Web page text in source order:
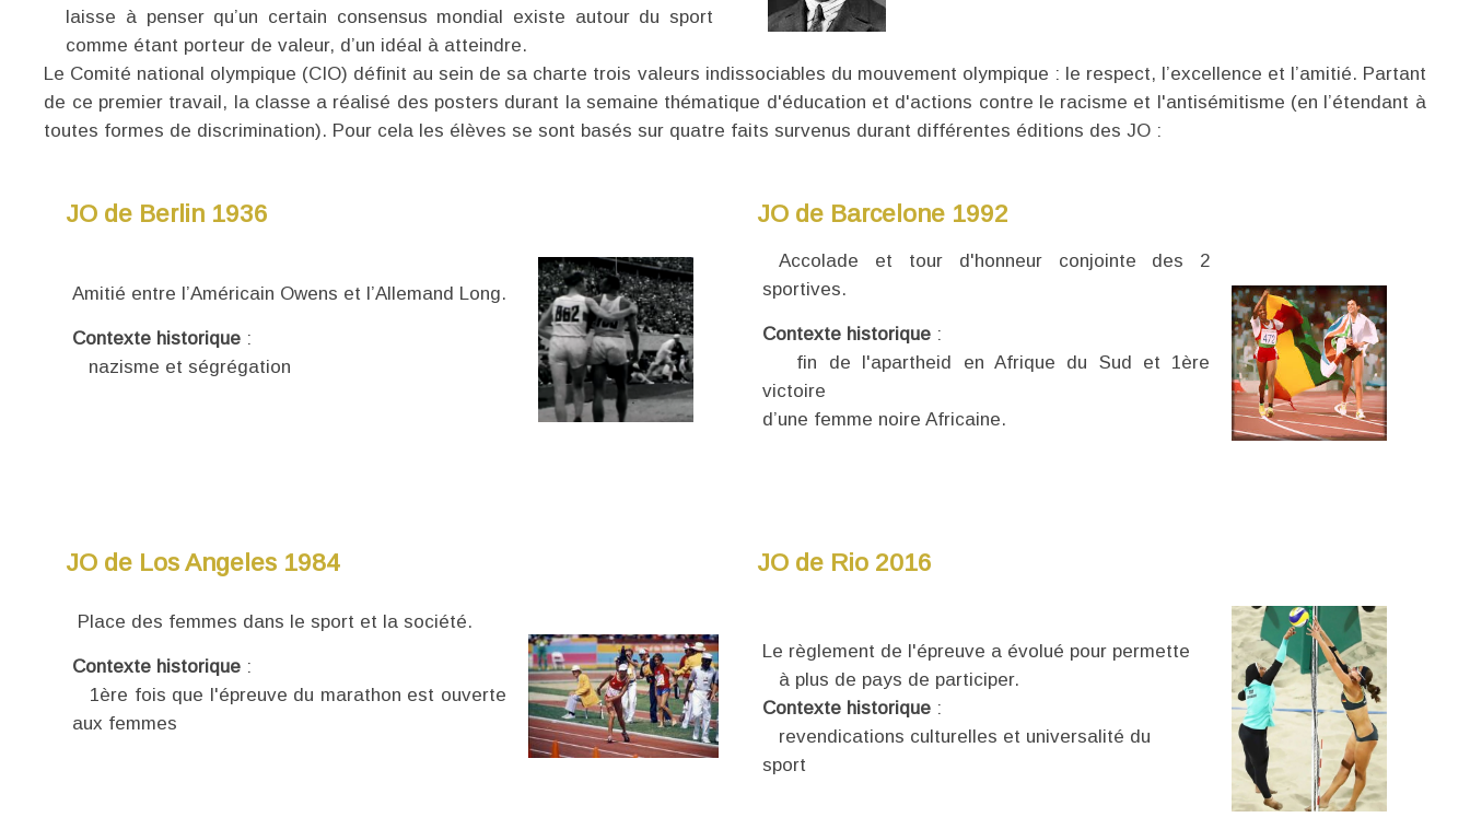
laisse à penser qu’un certain consensus mondial existe autour du sport
comme étant porteur de valeur, d’un idéal à atteindre.
Le Comité national olympique (CIO) définit au sein de sa charte trois valeurs indissociables du mouvement olympique : le respect, l’excellence et l’amitié. Partant
de ce premier travail, la classe a réalisé des posters durant la semaine thématique d'éducation et d'actions contre le racisme et l'antisémitisme (en l’étendant à
toutes formes de discrimination). Pour cela les élèves se sont basés sur quatre faits survenus durant différentes éditions des JO :
JO de Berlin 1936
Amitié entre l’Américain Owens et l’Allemand Long.
Contexte historique:
nazisme et ségrégation
JO de Barcelone 1992
Accolade et tour d'honneur conjointe des 2
sportives.
Contexte historique :
fin de l'apartheid en Afrique du Sud et 1ère
victoire
d’une femme noire Africaine.
JO de Los Angeles 1984
Place des femmes dans le sport et la société.
Contexte historique:
1ère fois que l'épreuve du marathon est ouverte
aux femmes
JO de Rio 2016
Le règlement de l'épreuve a évolué pour permette
à plus de pays de participer.
Contexte historique :
revendications culturelles et universalité du
sport